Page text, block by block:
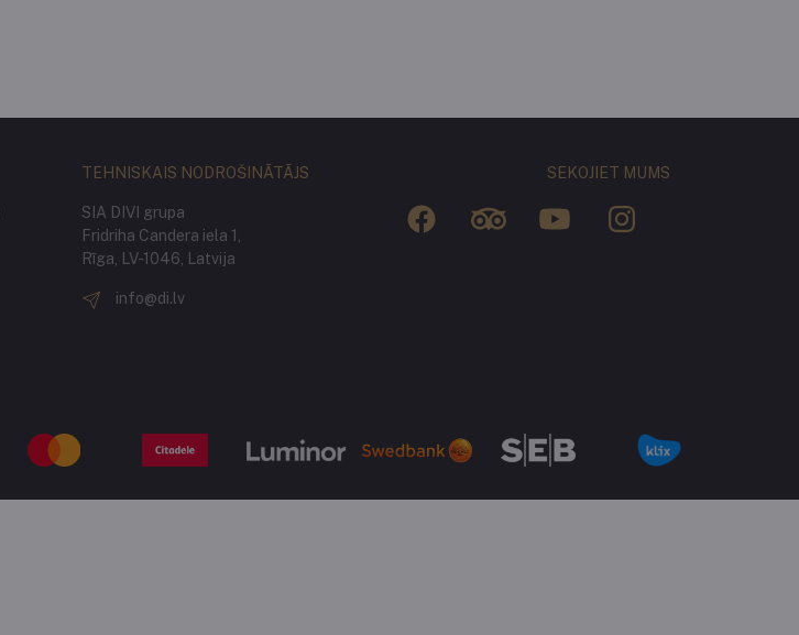
TEHNISKAIS NODROŠINĀTĀJS
SIA DIVI grupa
Fridriha Candera iela 1,
Rīga, LV-1046, Latvija
info@di.lv
SEKOJIET MUMS